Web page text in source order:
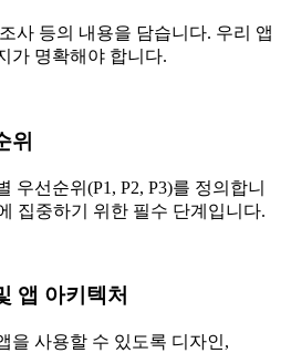
사 등의 내용을 담습니다. 우리 앱
가 명확해야 합니다.
위
우선순위(P1, P2, P3)를 정의합니
집중하기 위한 필수 단계입니다.
앱 아키텍처
을 사용할 수 있도록 디자인,